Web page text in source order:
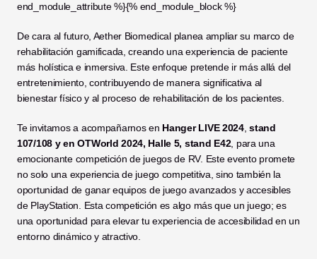
end_module_attribute %}{% end_module_block %}
De cara al futuro, Aether Biomedical planea ampliar su marco de
rehabilitación gamificada, creando una experiencia de paciente
más holística e inmersiva. Este enfoque pretende ir más allá del
entretenimiento, contribuyendo de manera significativa al
bienestar físico y al proceso de rehabilitación de los pacientes.
Te invitamos a acompañarnos en Hanger LIVE 2024, stand
107/108 y en OTWorld 2024, Halle 5, stand E42, para una
emocionante competición de juegos de RV. Este evento promete
no solo una experiencia de juego competitiva, sino también la
oportunidad de ganar equipos de juego avanzados y accesibles
de PlayStation. Esta competición es algo más que un juego; es
una oportunidad para elevar tu experiencia de accesibilidad en un
entorno dinámico y atractivo.